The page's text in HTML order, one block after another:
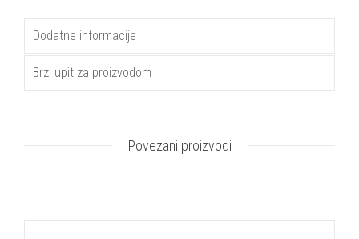
Dodatne informacije
Brzi upit za proizvodom
Povezani proizvodi